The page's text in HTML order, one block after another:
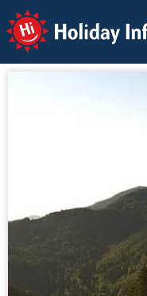
Holiday Info